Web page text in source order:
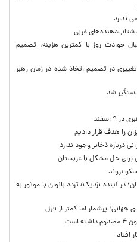
ندارد
شتاب‌دهنده‌‌های غربی
حوادث روز با کمترین هزینه، تصمیم
در تصمیم اتخاذ شده در زمان رهبر
شد
اسفند
را هدف قرار دادیم
درباره ذخایر وجود ندارد
برای حل مشکل با عربستان
بروند
در آینده نزدیک/ تردد بانوان با موتور به‌
جهانی؛ پرشمار اما کمتر از قبل
افتاد